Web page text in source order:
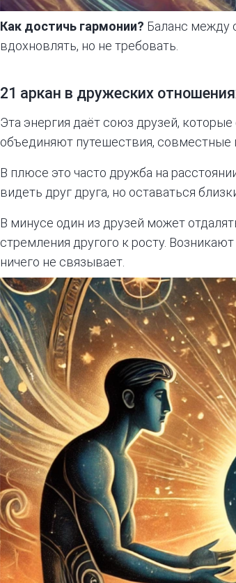
Как достичь гармонии? Баланс между
вдохновлять, но не требовать.
21 аркан в дружеских
Эта энергия даёт союз друзей,
объединяют путешествия, совместные
В плюсе это часто дружба на
видеть друг друга, но оставаться
В минусе один из друзей может
стремления другого к росту.
ничего не связывает.